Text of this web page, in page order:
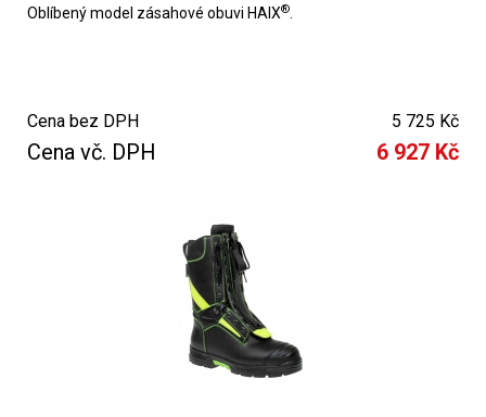
Oblíbený model zásahové obuvi HAIX®
Cena bez DPH 5 725 Kč
Cena vč. DPH 6 927 Kč